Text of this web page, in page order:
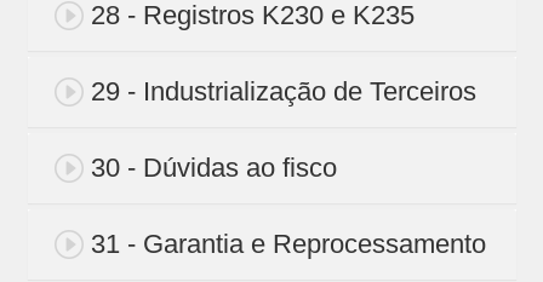
28 - Registros K230 e K235
29 - Industrialização de Terceiros
30 - Dúvidas ao fisco
31 - Garantia e Reprocessamento